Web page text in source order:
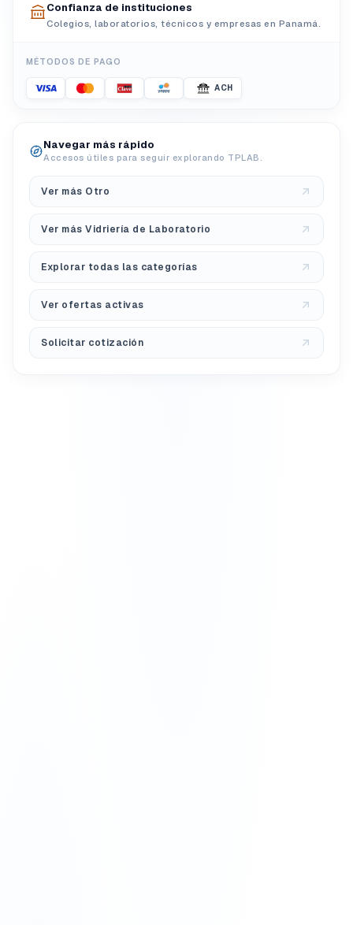
Confianza de instituciones
Colegios, laboratorios, técnicos y empresas en Panamá.
MÉTODOS DE PAGO
ACH
Navegar más rápido
Accesos útiles para seguir explorando TPLAB.
Ver más Otro
Ver más Vidriería de Laboratorio
Explorar todas las categorías
Ver ofertas activas
Solicitar cotización